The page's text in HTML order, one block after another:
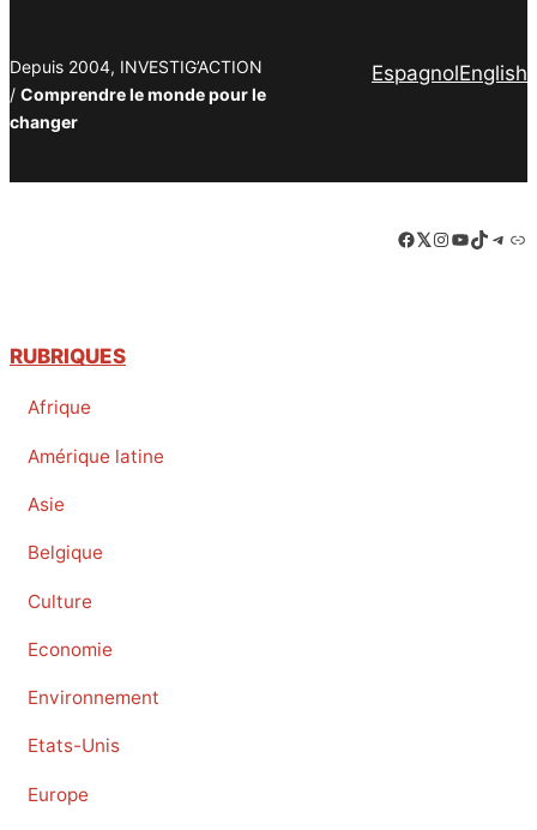
Depuis 2004, INVESTIG’ACTION
/ Comprendre le monde pour le
changer
EspagnolEnglish
Facebook
LinkedIn
Instagram
YouTube
TikTok
RUBRIQUES
Afrique
Amérique latine
Asie
Belgique
Culture
Economie
Environnement
Etats-Unis
Europe